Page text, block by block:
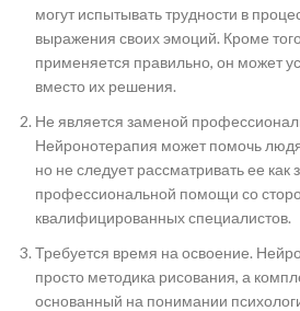
могут испытывать трудности в
выражения своих эмоций. Кроме
применяется правильно, он может
вместо их решения.
Не является заменой
Нейронотерапия может помочь
но не следует рассматривать ее как
профессиональной помощи со
квалифицированных специалистов.
Требуется время на освоение.
просто методика рисования, а
основанный на понимании